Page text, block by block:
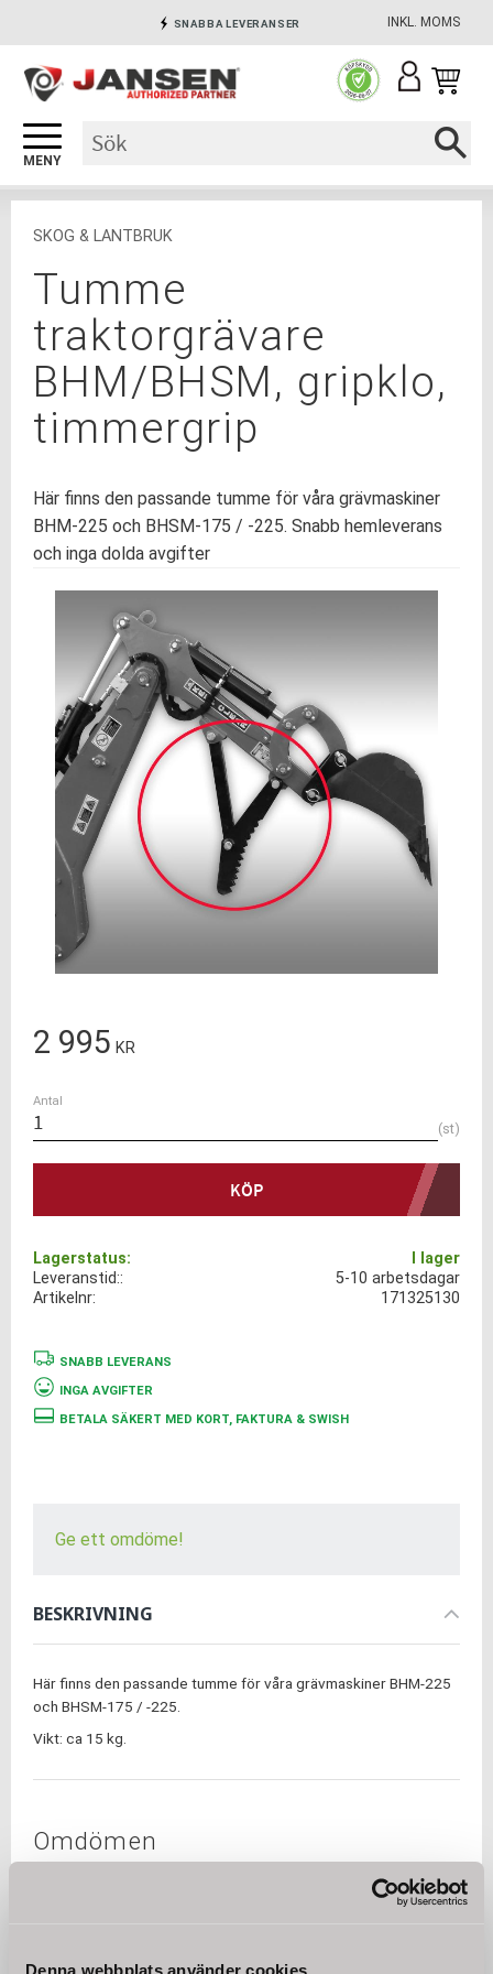
Denna webbplats använder cookies
Meny
INKL. MOMS
SNABBA LEVERANSER
SÄKRA BETALNINGAR
SKOG & LANTBRUK
Tumme
traktorgrävare
BHM/BHSM, gripklo,
timmergrip
Här finns den passande tumme för våra grävmaskiner
BHM-225 och BHSM-175 / -225. Snabb hemleverans
och inga dolda avgifter
2 995 KR
Antal
st
KÖP
Lagerstatus I lager
Artikelnr 171325130
Leveranstid: 5-10 arbetsdagar
SNABB LEVERANS
INGA AVGIFTER
BETALA SÄKERT MED KORT, FAKTURA & SWISH
Ge ett omdöme!
BESKRIVNING
Här finns den passande tumme för våra grävmaskiner BHM-225
och BHSM-175 / -225.
Vikt: ca 15 kg.
Omdömen